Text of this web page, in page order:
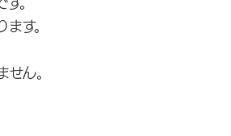
。
す。
ん。